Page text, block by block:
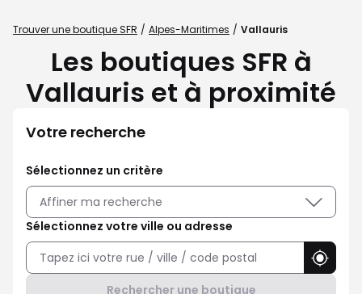
Trouver une boutique SFR Alpes-Maritimes Vallauris
Les boutiques SFR à
Vallauris et à proximité
Votre recherche
Sélectionnez un critère
Affiner ma recherche
Sélectionnez votre ville ou adresse
Rechercher une boutique